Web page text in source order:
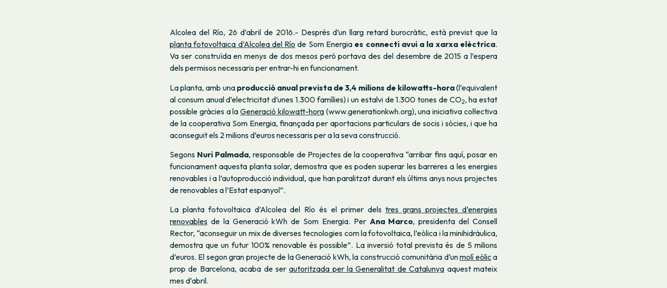
Alcolea del Río, 26 d’abril de 2016.- Després d’un llarg retard burocràtic, està previst que la
planta fotovoltaica d’Alcolea del Río de Som Energia es connecti avui a la xarxa elèctrica.
Va ser construïda en menys de dos mesos però portava des del desembre de 2015 a l’espera
dels permisos necessaris per entrar-hi en funcionament.
La planta, amb una producció anual prevista de 3,4 milions de kilowatts-hora(l’equivalent
al consum anual d’electricitat d’unes 1.300 famílies) i un estalvi de 1.300 tones de CO2, ha estat
possible gràcies a laGeneració kilowatt-hora(www.generationkwh.org), una iniciativa col·lectiva
de la cooperativa Som Energia, finançada per aportacions particulars de socis i sòcies, i que ha
aconseguit els 2 milions d’euros necessaris per a la seva construcció.
Segons Nuri Palmada, responsable de Projectes de la cooperativa “arribar fins aquí, posar en
funcionament aquesta planta solar, demostra que es poden superar les barreres a les energies
renovables i a l’autoproducció individual, que han paralitzat durant els últims anys nous projectes
de renovables a l’Estat espanyol”.
La planta fotovoltaica d’Alcolea del Río és el primer delstres grans projectes d’energies
renovables de la Generació kWh de Som Energia. Per Ana Marco, presidenta del Consell
Rector, “aconseguir un mix de diverses tecnologies com la fotovoltaica, l’eòlica i la minihidràulica,
demostra que un futur 100% renovable és possible”. La inversió total prevista és de 5 milions
d’euros. El segon gran projecte de la Generació kWh, la construcció comunitària d’unmolí eòlica
prop de Barcelona, acaba de ser autoritzada per la Generalitat de Catalunya aquest mateix
mes d’abril.